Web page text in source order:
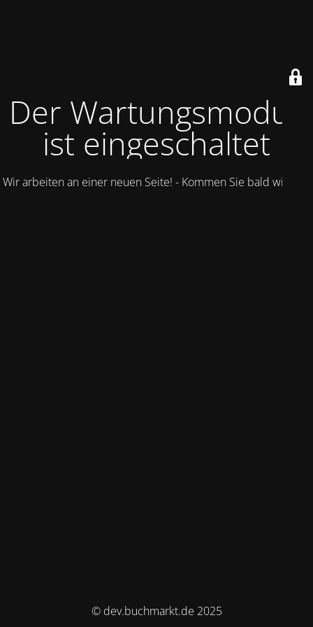
Der Wartungsmodus
ist eingeschaltet
Wir arbeiten an einer neuen Seite! - Kommen Sie bald wieder.
© dev.buchmarkt.de 2025